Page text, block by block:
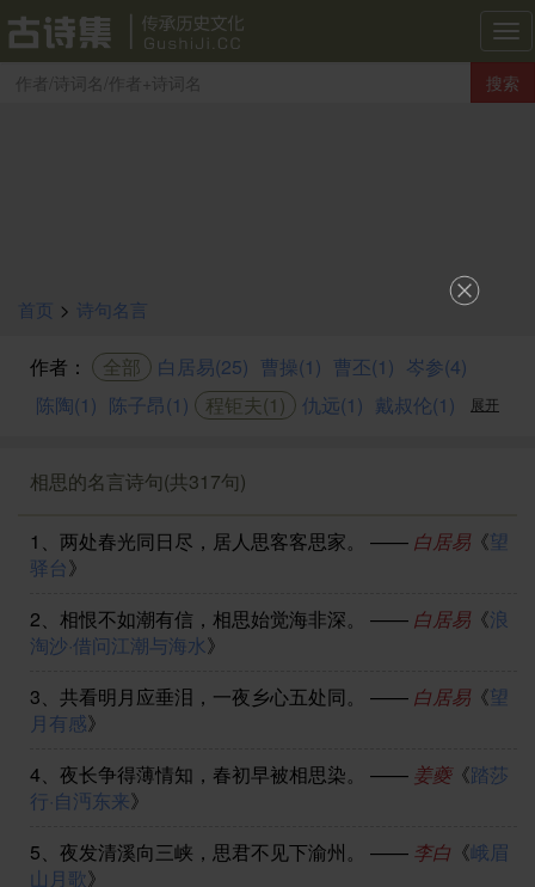
古
诗
集
搜索
首页 > 诗句名言
作者： 全部 白居易(25) 曹操(1) 曹丕(1) 岑参(4)
陈陶(1) 陈子昂(1) 程钜夫(1) 仇远(1) 戴叔伦(1) 展开
相思的名言诗句(共317句)
1、 两处春光同日尽，居人思客客思家。 —— 白居易 《望
驿台》
2、 相恨不如潮有信，相思始觉海非深。 —— 白居易 《浪
淘沙·借问江潮与海水》
3、 共看明月应垂泪，一夜乡心五处同。 —— 白居易 《望
月有感》
4、 夜长争得薄情知，春初早被相思染。 —— 姜夔《踏莎
行·自沔东来》
5、 夜发清溪向三峡，思君不见下渝州。 —— 李白 《峨眉
山月歌》